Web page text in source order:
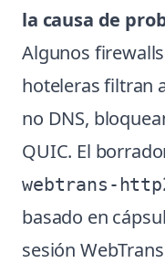
la causa de
Algunos
hoteleras filtran
no DNS,
QUIC. El
webtrans-
basado en
sesión